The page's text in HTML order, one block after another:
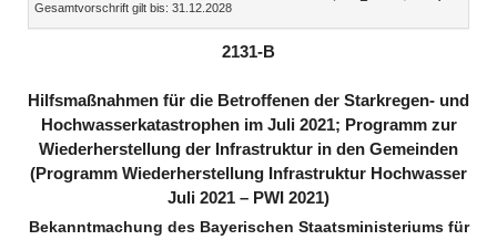
Gesamtvorschrift gilt bis: 31.12.2028
(inaktiv)
2131-B
Hilfsmaßnahmen für die Betroffenen der Starkregen- und
Hochwasserkatastrophen im Juli 2021; Programm zur
Wiederherstellung der Infrastruktur in den Gemeinden
(Programm Wiederherstellung Infrastruktur Hochwasser
Juli 2021 – PWI 2021)
Bekanntmachung des Bayerischen Staatsministeriums für